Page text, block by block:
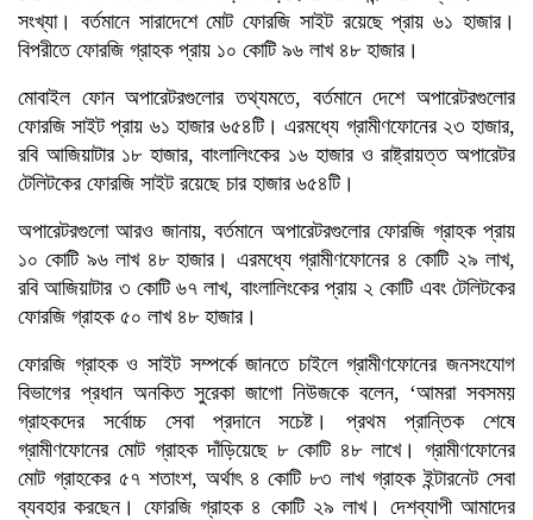
সংখ্যা। বর্তমানে সারাদেশে মোট ফোরজি সাইট রয়েছে প্রায় ৬১ হাজার।
বিপরীতে ফোরজি গ্রাহক প্রায় ১০ কোটি ৯৬ লাখ ৪৮ হাজার।
মোবাইল ফোন অপারেটরগুলোর তথ্যমতে, বর্তমানে দেশে অপারেটরগুলোর
ফোরজি সাইট প্রায় ৬১ হাজার ৬৫৪টি। এরমধ্যে গ্রামীণফোনের ২৩ হাজার,
রবি আজিয়াটার ১৮ হাজার, বাংলালিংকের ১৬ হাজার ও রাষ্ট্রায়ত্ত অপারেটর
টেলিটকের ফোরজি সাইট রয়েছে চার হাজার ৬৫৪টি।
অপারেটরগুলো আরও জানায়, বর্তমানে অপারেটরগুলোর ফোরজি গ্রাহক প্রায়
১০ কোটি ৯৬ লাখ ৪৮ হাজার। এরমধ্যে গ্রামীণফোনের ৪ কোটি ২৯ লাখ,
রবি আজিয়াটার ৩ কোটি ৬৭ লাখ, বাংলালিংকের প্রায় ২ কোটি এবং টেলিটকের
ফোরজি গ্রাহক ৫০ লাখ ৪৮ হাজার।
ফোরজি গ্রাহক ও সাইট সম্পর্কে জানতে চাইলে গ্রামীণফোনের জনসংযোগ
বিভাগের প্রধান অনকিত সুরেকা জাগো নিউজকে বলেন, ‘আমরা সবসময়
গ্রাহকদের সর্বোচ্চ সেবা প্রদানে সচেষ্ট। প্রথম প্রান্তিক শেষে
গ্রামীণফোনের মোট গ্রাহক দাঁড়িয়েছে ৮ কোটি ৪৮ লাখে। গ্রামীণফোনের
মোট গ্রাহকের ৫৭ শতাংশ, অর্থাৎ ৪ কোটি ৮৩ লাখ গ্রাহক ইন্টারনেট সেবা
ব্যবহার করছেন। ফোরজি গ্রাহক ৪ কোটি ২৯ লাখ। দেশব্যাপী আমাদের